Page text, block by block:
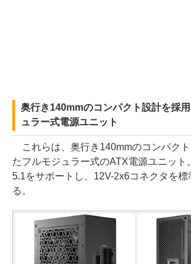
奥行き140mmのコンパクト設計を採
ュラー式電源ユニット
これらは、奥行き140mmのコンパク
たフルモジュラー式のATX電源ユニット
5.1をサポートし、12V-2x6コネクタを標
る。